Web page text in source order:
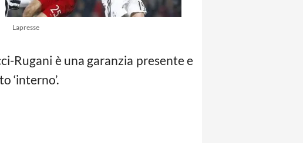
Lapresse
Rugani è una garanzia presente e
‘interno’.